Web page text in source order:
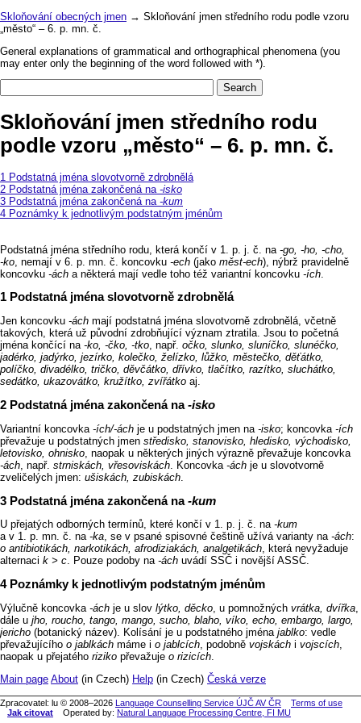
Skloňování obecných jmen → Skloňování jmen středního rodu podle vzoru
„město“ – 6. p. mn. č.
General explanations of grammatical and orthographical phenomena (you
may enter only the beginning of the word followed with *).
Skloňování jmen středního rodu
podle vzoru „město“ – 6. p. mn. č.
Podstatná jména slovotvorně zdrobnělá
Podstatná jména zakončená na ‑isko
Podstatná jména zakončená na ‑kum
Poznámky k jednotlivým podstatným jménům
Podstatná jména středního rodu, která končí v 1. p. j. č. na ‑go, ‑ho, ‑cho
‑ko , nemají v 6. p. mn. č. koncovku ‑ech (jako měst-ech), nýbrž pravidelně
koncovku ‑ách a některá mají vedle toho též variantní koncovku ‑ích
Podstatná jména slovotvorně zdrobnělá
Jen koncovku ‑ách mají podstatná jména slovotvorně zdrobnělá, včetně
takových, která už původní zdrobňující význam ztratila. Jsou to početná
jména končící na ‑ko, ‑čko, ‑tko, např. očko, slunko, sluníčko, slunéčko,
jadérko, jadýrko, jezírko, kolečko, želízko, lůžko, městečko, děťátko,
políčko, divadélko, tričko, děvčátko, dřívko, tlačítko, razítko, sluchátko,
sedátko, ukazovátko, kružítko, zvířátko aj.
Podstatná jména zakončená na‑isko
Variantní koncovka ‑ích/‑ách je u podstatných jmen na ‑isko; koncovka ‑ích
převažuje u podstatných jmen středisko, stanovisko, hledisko, východisko,
letovisko, ohnisko , naopak u některých jiných výrazně převažuje koncovka
‑ách , např. strniskách, vřesoviskách . Koncovka ‑ách je u slovotvorně
zveličelých jmen: ušiskách, zubiskách
Podstatná jména zakončená na‑kum
U přejatých odborných termínů, které končí v 1. p. j. č. na ‑kum
a v 1. p. mn. č. na ‑ka, se v psané spisovné češtině užívá varianty na ‑ách:
o antibiotikách, narkotikách, afrodiziakách, analgetikách, která nevyžaduje
alternaci k > c. Pouze podoby na ‑ách uvádí SSČ i novější ASSČ.
Poznámky k jednotlivým podstatným jménům
Výlučně koncovka ‑ách je u slov lýtko, děcko, u pomnožných vrátka, dvířka,
dále u jho, roucho, tango, mango, sucho, blaho, víko, echo, embargo, largo,
jericho (botanický název). Kolísání je u podstatného jména jablko: vedle
převažujícího o jablkách máme i o jablcích, podobně vojskách i vojscích,
naopak u přejatého riziko převažuje o rizicích.
Main page About (in Czech) Help (in Czech) Česká verze
Zpracovatel: lu © 2008–2026 Language Counselling Service ÚJČ AV ČR
Terms of use
Jak citovat Operated by: Natural Language Processing Centre, FI MU